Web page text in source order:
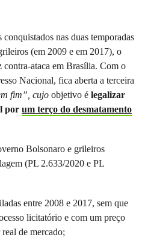
nas duas temporadas
(em 2009 e em 2017), o
contra-ataca em Brasília. Com o
Nacional, fica aberta a terceira
fim”, cujo objetivo é legalizar
por um terço do desmatamento
Bolsonaro e grileiros
(PL 2.633/2020 e PL
entre 2008 e 2017, sem que
licitatório e com um preço
de mercado;